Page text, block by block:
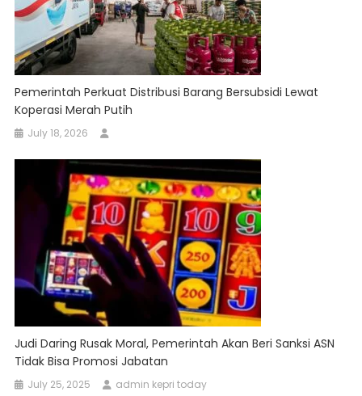
Pemerintah Perkuat Distribusi Barang Bersubsidi Lewat
Koperasi Merah Putih
July 18, 2026
Judi Daring Rusak Moral, Pemerintah Akan Beri Sanksi ASN
Tidak Bisa Promosi Jabatan
July 25, 2025 admin kepri today